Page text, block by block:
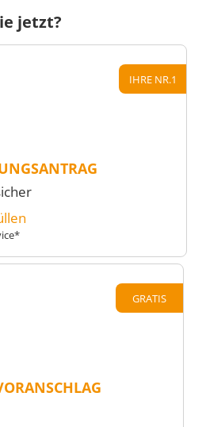
jetzt?
IHRE NR.1
GRATIS